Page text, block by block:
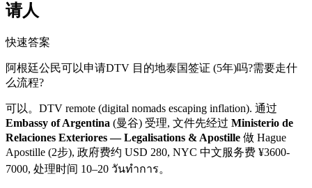
请人
快速答案
阿根廷公民可以申请DTV 目的地泰国签证 (5年)吗?需要走什
么流程?
可以。 DTV remote (digital nomads escaping inflation). 通过
Embassy of Argentina (曼谷) 受理, 文件先经过 Ministerio de
Relaciones Exteriores — Legalisations & Apostille 做 Hague
Apostille (2步), 政府费约 USD 280, NYC 中文服务费 ¥3600-
7000, 处理时间 10–20 วันทำการ。